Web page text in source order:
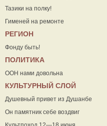
Тазики на полку!
Гименей на ремонте
РЕГИОН
Фонду быть!
ПОЛИТИКА
ООН нами довольна
КУЛЬТУРНЫЙ СЛОЙ
Душевный привет из Душанбе
Он памятник себе воздвиг